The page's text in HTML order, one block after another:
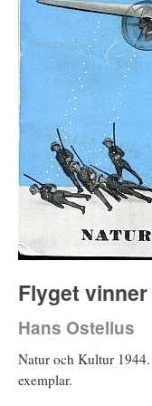
Flyget vinner
Hans Ostelius
Natur och Kultur
exemplar.